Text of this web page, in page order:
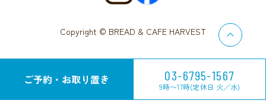
ご予約・お取り置き 03-6795-1567
9時〜17時(定休日 火／水)
Copyright © BREAD & CAFE HARVEST